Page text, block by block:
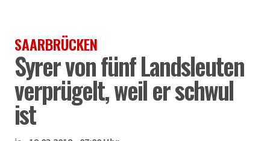
SAARBRÜCKEN
Syrer von fünf Landsleuten
verprügelt, weil er schwul
ist